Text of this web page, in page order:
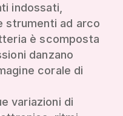
indossati,
strumenti ad arco
è scomposta
danzano
corale di
variazioni di